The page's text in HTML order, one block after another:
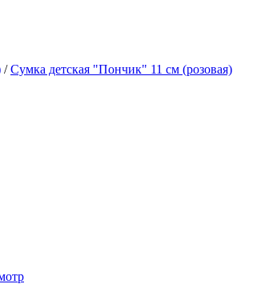
/Сумка детская "Пончик" 11 см (розовая)